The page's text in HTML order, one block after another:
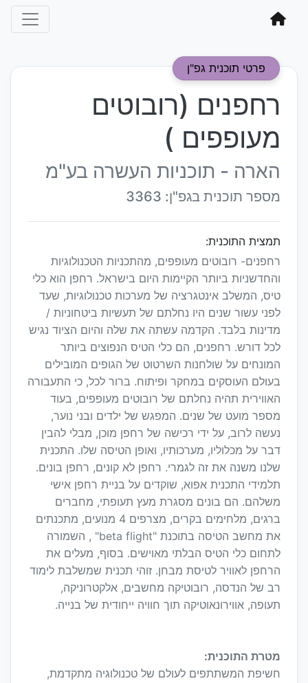
פרטי תוכנית גפ"ן
רחפנים (רובוטים
מעופפים )
הארה - תוכניות העשרה בע"מ
מספר תוכנית בגפ"ן: 3363
תמצית התוכנית:
רחפנים- רובוטים מעופפים, מהתכניות הטכנולוגיות
והחדשניות ביותר הקיימות היום בישראל. רחפן הוא כלי
טיס, המשלב אינטגרציה של מערכות טכנולוגיות, שעד
לפני עשור שנים היו נחלתם של תעשיות ביטחוניות /
מדינות בלבד. הקדמה עשתה את שלה והיום הציוד נגיש
לכל דורש. רחפנים, הם כלי הטיס הנפוצים ביותר
המונחים על שולחנות השרטוט של הגופים המובילים
בעולם העוסקים במחקר ופיתוח. ברור לכל, כי התעבורה
האווירית תהיה נחלתם של רובוטים מעופפים, בעוד
מספר מועט של שנים. המפגש של ילדים ובני נוער,
נעשה לרוב, על ידי רכישה של רחפן מוכן, מבלי להבין
דבר על מכלוליו, מערכותיו, ואופן הטיסה שלו. התכנית
שלנו משנה את זה לגמרי. רחפן לא קונים, רחפן בונים.
תלמידי התכנית אפוא, שוקדים על בניית רחפן אישי
משלהם. הם בונים מסגרת מעץ תעופתי, מחברים
ברגים, מלחימים בקרים, מצרפים 4 מנועים, מתכנתים
את מחשב הטיסה בתוכנת "beta flight" , השמורה
לתחום כלי הטיס הבלתי מאוישים. בסוף, מעלים את
הרחפן לאוויר לטיסת מבחן. זוהי תכנית שמשלבת לימוד
רב של הנדסה, רובוטיקה מחשבים, אלקטרוניקה,
תעופה, אווירונאוטיקה תוך חוויה ייחודית של בנייה.
מטרת התוכנית:
חשיפת המשתתפים לעולם של טכנולוגיה מתקדמת,